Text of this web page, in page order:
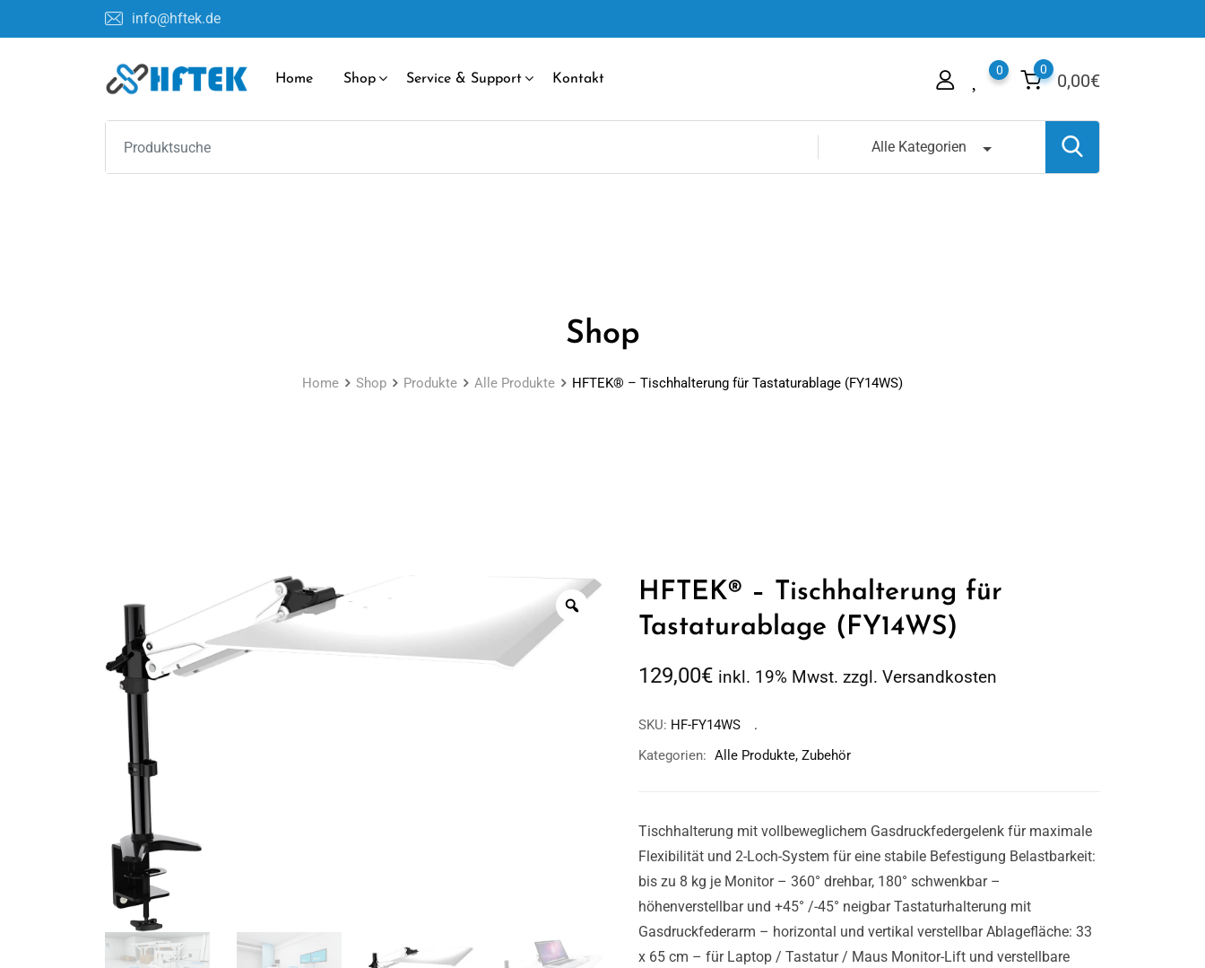
to
info@hftek.de
Home Shop Service & Support Kontakt 0,00€
0
0
Alle Kategorien
Shop
Home Shop Produkte Alle Produkte HFTEK® – Tischhalterung für Tastaturablage (FY14WS)
HFTEK® – Tischhalterung für
Tastaturablage (FY14WS)
129,00€ inkl. 19% Mwst. zzgl. Versandkosten
SKU: HF-FY14WS
Kategorien: Alle Produkte, Zubehör
Tischhalterung mit vollbeweglichem Gasdruckfedergelenk für maximale
Flexibilität und 2-Loch-System für eine stabile Befestigung Belastbarkeit:
bis zu 8 kg je Monitor – 360° drehbar, 180° schwenkbar –
höhenverstellbar und +45° /-45° neigbar Tastaturhalterung mit
Gasdruckfederarm – horizontal und vertikal verstellbar Ablagefläche: 33
x 65 cm – für Laptop / Tastatur / Maus Monitor-Lift und verstellbare